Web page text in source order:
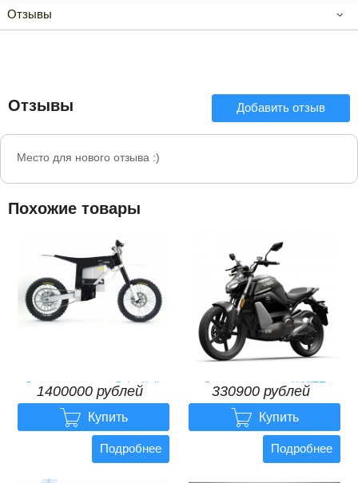
Отзывы
Отзывы Добавить отзыв
Место для нового отзыва :)
Похожие товары
Электромотоцикл Cake Kalk
Race
1400000рублей
1400000 рублей
 Купить
Подробнее
Электромотоцикл WHITE
SIBERIA SUPER SOCO TS
STREET HUNTER
330900 рублей
330900 рублей
 Купить
Подробнее